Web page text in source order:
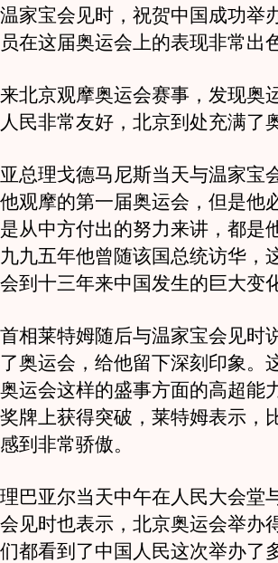
家宝会见时，祝贺中国成功举
在这届奥运会上的表现非常出
北京观摩奥运会赛事，发现奥
民非常友好，北京到处充满了
理戈德马尼斯当天与温家宝
观摩的第一届奥运会，但是他
从中方付出的努力来讲，都是
九五年他曾随该国总统访华，
到十三年来中国发生的巨大变
莱特姆随后与温家宝会见时
奥运会，给他留下深刻印象。
运会这样的盛事方面的高超能
牌上获得突破，莱特姆表示，
到非常骄傲。
亚尔当天中午在人民大会堂
见时也表示，北京奥运会举办
都看到了中国人民这次举办了